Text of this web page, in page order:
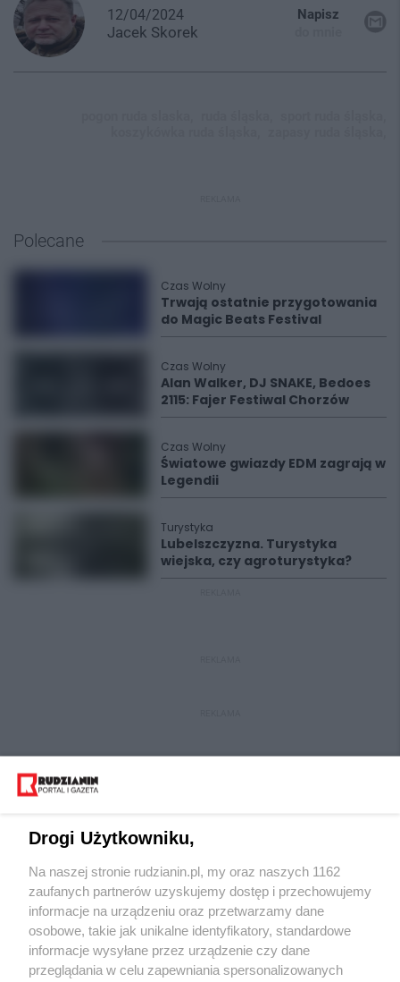
12/04/2024
Jacek Skorek
Napisz
Polecane
Czas Wolny
Trwają ostatnie przygotowania
do Magic Beats Festival
Czas Wolny
Alan Walker, DJ SNAKE, Bedoes
2115: Fajer Festiwal Chorzów
Czas Wolny
Światowe gwiazdy EDM zagrają w
Legendii
Turystyka
Lubelszczyzna. Turystyka
wiejska, czy agroturystyka?
Wydawca mediów lokalnych
Drogi Użytkowniku,
Na naszej stronie rudzianin.pl, my oraz naszych 1162
zaufanych partnerów uzyskujemy dostęp i przechowujemy
informacje na urządzeniu oraz przetwarzamy dane
osobowe, takie jak unikalne identyfikatory, standardowe
informacje wysyłane przez urządzenie czy dane
przeglądania w celu zapewniania spersonalizowanych